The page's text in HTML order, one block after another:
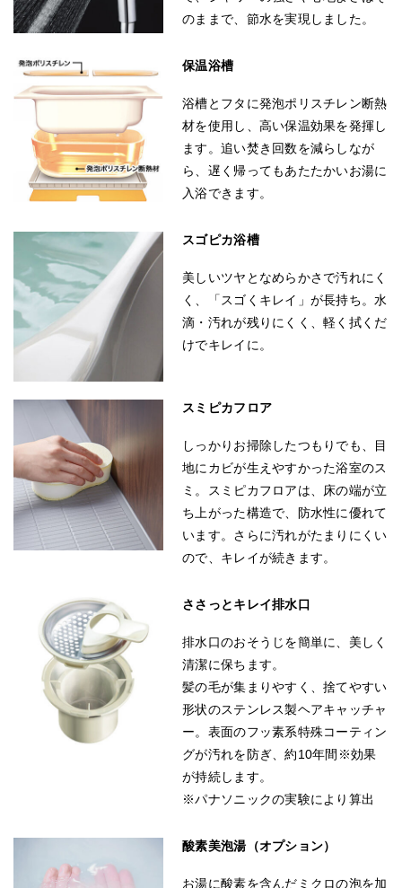
のままで、節水を実現しました。
保温浴槽
浴槽とフタに発泡ポリスチレン断熱
材を使用し、高い保温効果を発揮し
ます。追い焚き回数を減らしなが
ら、遅く帰ってもあたたかいお湯に
入浴できます。
スゴピカ浴槽
美しいツヤとなめらかさで汚れにく
く、「スゴくキレイ」が長持ち。水
滴・汚れが残りにくく、軽く拭くだ
けでキレイに。
スミピカフロア
しっかりお掃除したつもりでも、目
地にカビが生えやすかった浴室のス
ミ。スミピカフロアは、床の端が立
ち上がった構造で、防水性に優れて
います。さらに汚れがたまりにくい
ので、キレイが続きます。
ささっとキレイ排水口
排水口のおそうじを簡単に、美しく
清潔に保ちます。
髪の毛が集まりやすく、捨てやすい
形状のステンレス製ヘアキャッチャ
ー。表面のフッ素系特殊コーティン
グが汚れを防ぎ、約10年間※効果
が持続します。
※パナソニックの実験により算出
酸素美泡湯（オプション）
お湯に酸素を含んだミクロの泡を加